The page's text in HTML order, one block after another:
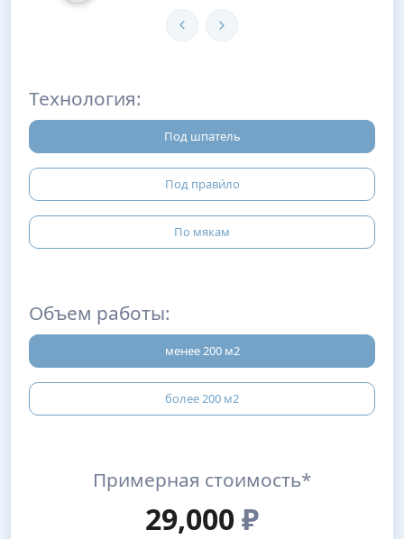
Технология:
Под шпатель
Под прави́ло
По мякам
Объем работы:
менее 200 м2
более 200 м2
Примерная стоимость*
29,000₽